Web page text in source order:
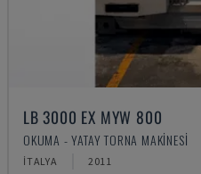
LB 3000 EX MYW 800
OKUMA - YATAY TORNA MAKINESI
İTALYA 2011